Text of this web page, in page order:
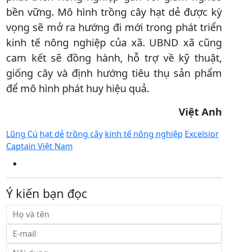
bền vững. Mô hình trồng cây hạt dẻ được kỳ
vọng sẽ mở ra hướng đi mới trong phát triển
kinh tế nông nghiệp của xã. UBND xã cũng
cam kết sẽ đồng hành, hỗ trợ về kỹ thuật,
giống cây và định hướng tiêu thụ sản phẩm
để mô hình phát huy hiệu quả.
Việt Anh
Lũng Cú hạt dẻtrồng cây kinh tế nông nghiệp Excelsior
Captain Việt Nam
Ý kiến bạn đọc